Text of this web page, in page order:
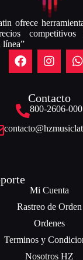
ofrece
línea”
Contacto
800-2606-000
Mi Cuenta
Rastreo de Orden
Ordenes
Terminos y
Nosotros HZ